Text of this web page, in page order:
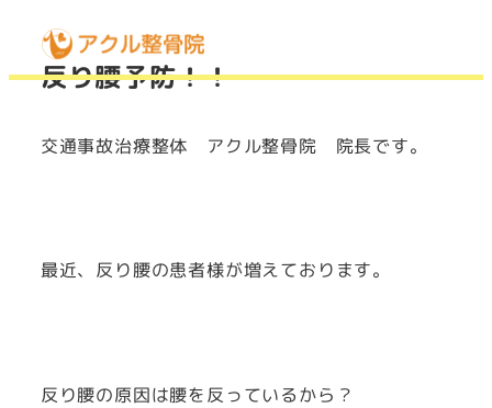
反り腰予防！！
交通事故治療整体 アクル整骨院 院長です。
最近、反り腰の患者様が増えております。
反り腰の原因は腰を反っているから？